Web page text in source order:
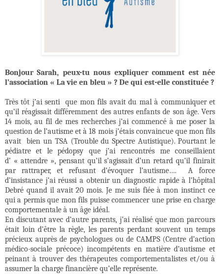
Bonjour Sarah, peux-tu nous expliquer comment est née
l’association « La vie en bleu » ? De qui est-elle constituée ?
Très tôt j’ai senti
que mon fils avait du mal à communiquer et
qu’il réagissait différemment des autres enfants de son âge. Vers
14 mois, au fil de mes recherches j’ai commencé à me poser la
question de l’autisme et à 18 mois j’étais convaincue que mon fils
avait
bien un TSA (Trouble du Spectre Autistique). Pourtant le
pédiatre et le pédopsy que j’ai rencontrés me conseillaient
d’ « attendre », pensant qu’il s’agissait d’un retard qu’il finirait
par rattraper, et refusant d’évoquer l’autisme….
A force
d’insistance j’ai réussi a obtenir un diagnostic rapide à l’hôpital
Debré quand il avait 20 mois. Je me suis fiée à mon instinct ce
qui a permis que mon fils puisse commencer une prise en charge
comportementale à un âge idéal.
En discutant avec d’autre parents, j’ai réalisé que mon parcours
était loin d’être la règle, les parents perdant souvent un temps
précieux auprès de psychologues ou de CAMPS (Centre d’action
médico-sociale précoce) incompétents en matière d’autisme et
peinant à trouver des thérapeutes comportementalistes et/ou à
assumer la charge financière qu’elle représente.